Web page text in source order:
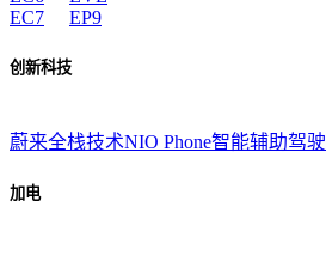
EC7
EP9
创新科技
蔚来全栈技术NIO Phone智能辅助驾驶
加电